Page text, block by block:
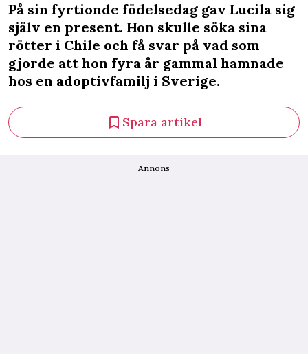
På sin fyrtionde födelsedag gav Lucila sig
själv en present. Hon skulle söka sina
rötter i Chile och få svar på vad som
gjorde att hon fyra år gammal hamnade
hos en adoptivfamilj i Sverige.
Spara artikel
Annons